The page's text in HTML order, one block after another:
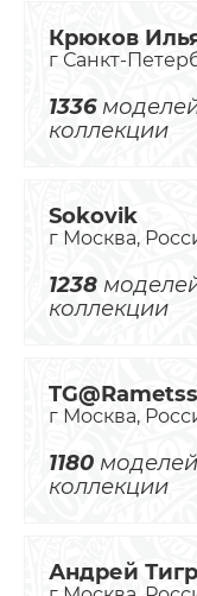
Крюков
г Санкт-
1336
коллекции
Sokovik
г Москва,
1238
коллекции
г Москва,
1180
коллекции
Андрей Тигр